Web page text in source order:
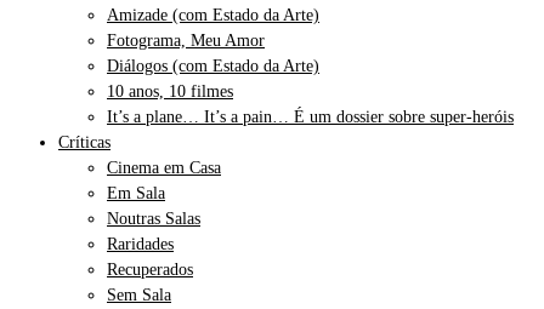
Amizade (com Estado da Arte)
Fotograma, Meu Amor
Diálogos (com Estado da Arte)
10 anos, 10 filmes
It’s a plane… It’s a pain… É um dossier sobre super-heróis
Críticas
Cinema em Casa
Em Sala
Noutras Salas
Raridades
Recuperados
Sem Sala